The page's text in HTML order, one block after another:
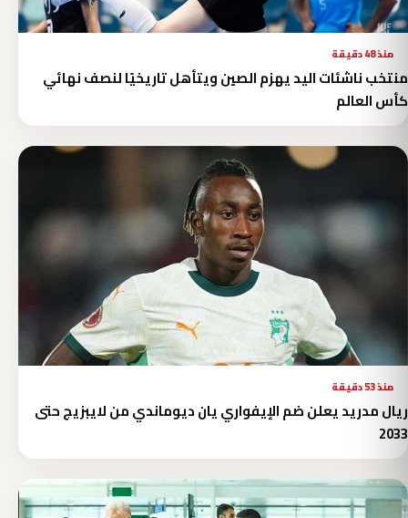
منذ 48 دقيقة
منتخب ناشئات اليد يهزم الصين ويتأهل تاريخيًا لنصف نهائي
كأس العالم
منذ 53 دقيقة
ريال مدريد يعلن ضم الإيفواري يان ديوماندي من لايبزيج حتى
2033